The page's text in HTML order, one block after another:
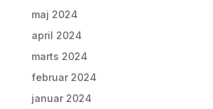
maj 2024
april 2024
marts 2024
februar 2024
januar 2024